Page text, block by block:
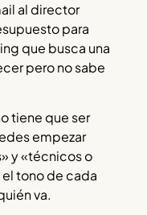
al director
para
que busca una
pero no sabe
tiene que ser
empezar
y «técnicos o
tono de cada
va.